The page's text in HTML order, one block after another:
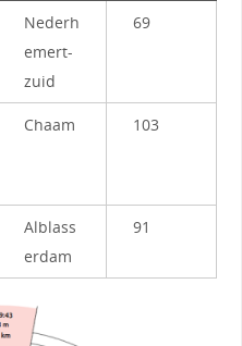
Nederh
emert-
zuid
69
Chaam 103
Alblass
erdam
91